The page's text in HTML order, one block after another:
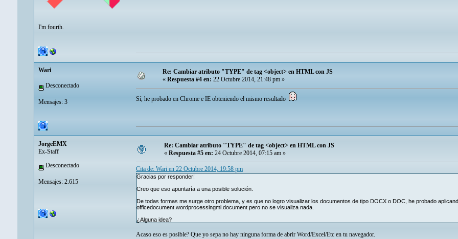
I'm fourth.
Wari
Desconectado
Mensajes: 3
Re: Cambiar atributo "TYPE" de tag <object> en HTML con JS
«Respuesta #4 en:22 Octubre 2014, 21:48 pm »
Sí, he probado en Chrome e IE obteniendo el mismo resultado
JorgeEMX
Ex-Staff
Desconectado
Mensajes: 2.615
Re: Cambiar atributo "TYPE" de tag <object> en HTML con JS
« Respuesta #5 en: 24 Octubre 2014, 07:15 am »
Cita de: Wari en 22 Octubre 2014, 19:58 pm
Gracias por responder!
Creo que eso apuntaría a una posible solución.
De todas formas me surge otro problema, y es que no logro visualizar los documentos de tipo DOCX o DOC, he probado
officedocument.wordprocessingml.document pero no se visualiza nada.
¿Alguna idea?
Acaso eso es posible? Que yo sepa no hay ninguna forma de abrir Word/Excel/Etc en tu navegador.